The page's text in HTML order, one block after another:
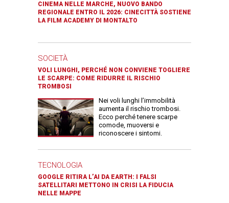
CINEMA NELLE MARCHE, NUOVO BANDO
REGIONALE ENTRO IL 2026: CINECITTÀ SOSTIENE
LA FILM ACADEMY DI MONTALTO
SOCIETÀ
VOLI LUNGHI, PERCHÉ NON CONVIENE TOGLIERE
LE SCARPE: COME RIDURRE IL RISCHIO
TROMBOSI
Nei voli lunghi l’immobilità
aumenta il rischio trombosi.
Ecco perché tenere scarpe
comode, muoversi e
riconoscere i sintomi.
TECNOLOGIA
GOOGLE RITIRA L’AI DA EARTH: I FALSI
SATELLITARI METTONO IN CRISI LA FIDUCIA
NELLE MAPPE